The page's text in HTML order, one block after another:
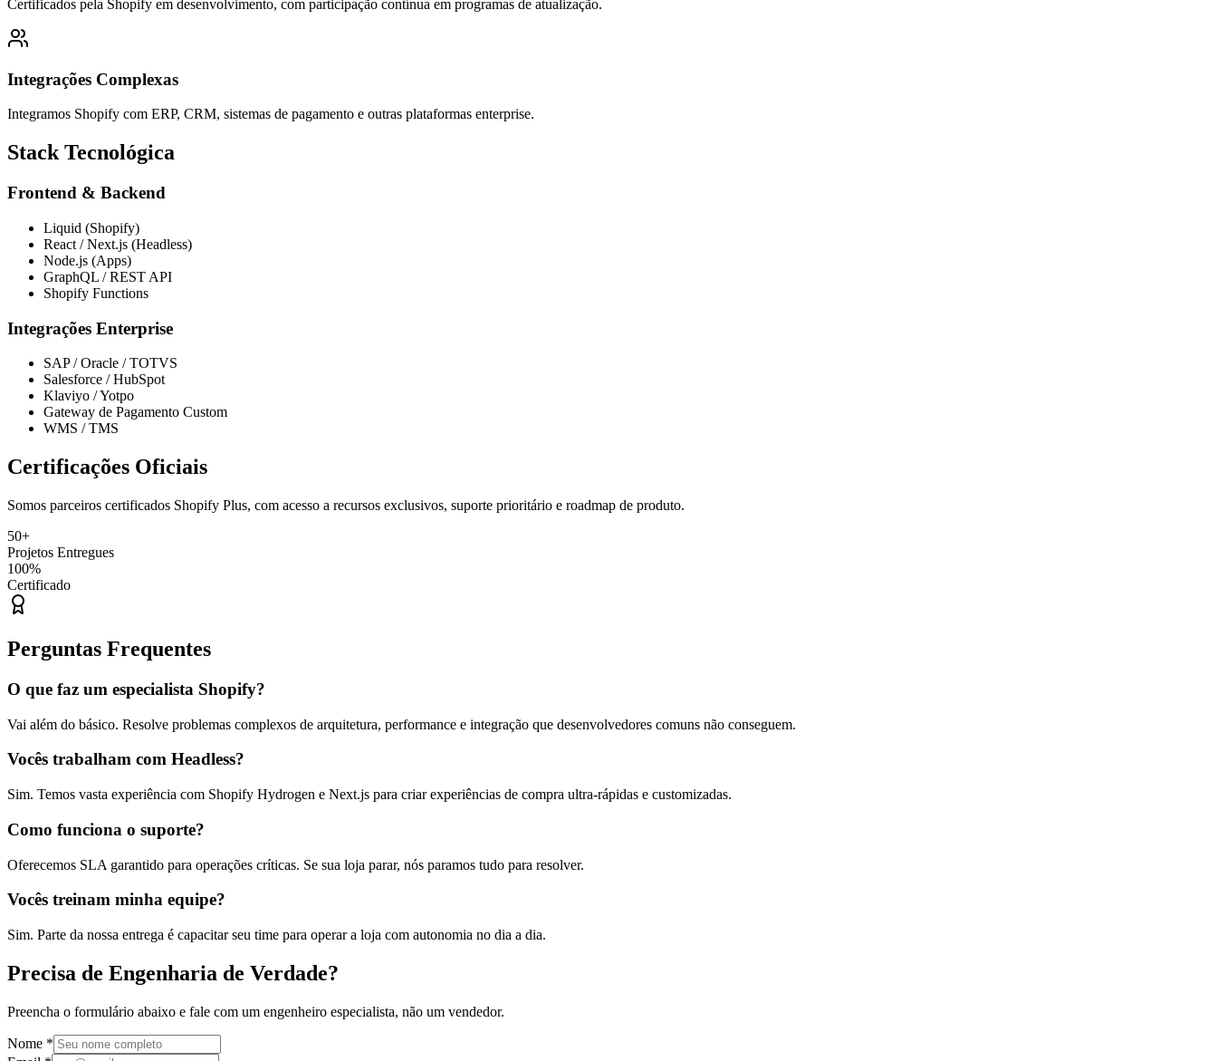
Certificados pela Shopify em desenvolvimento, com participação contínua em programas de atualização.
Integrações Complexas
Integramos Shopify com ERP, CRM, sistemas de pagamento e outras plataformas enterprise.
Stack Tecnológica
Frontend & Backend
Liquid (Shopify)
React / Next.js (Headless)
Node.js (Apps)
GraphQL / REST API
Shopify Functions
Integrações Enterprise
SAP / Oracle / TOTVS
Salesforce / HubSpot
Klaviyo / Yotpo
Gateway de Pagamento Custom
WMS / TMS
Certificações Oficiais
Somos parceiros certificados Shopify Plus, com acesso a recursos exclusivos, suporte prioritário e roadmap de produto.
50+
Projetos Entregues
100%
Certificado
Perguntas Frequentes
O que faz um especialista Shopify?
Vai além do básico. Resolve problemas complexos de arquitetura, performance e integração que desenvolvedores comuns não conseguem.
Vocês trabalham com Headless?
Sim. Temos vasta experiência com Shopify Hydrogen e Next.js para criar experiências de compra ultra-rápidas e customizadas.
Como funciona o suporte?
Oferecemos SLA garantido para operações críticas. Se sua loja parar, nós paramos tudo para resolver.
Vocês treinam minha equipe?
Sim. Parte da nossa entrega é capacitar seu time para operar a loja com autonomia no dia a dia.
Precisa de Engenharia de Verdade?
Preencha o formulário abaixo e fale com um engenheiro especialista, não um vendedor.
Nome *